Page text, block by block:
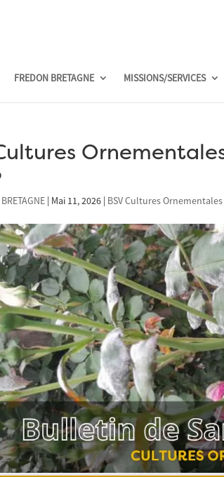
FREDON BRETAGNE MISSIONS/SERVICES
| Mai 11, 2026 | BSV Cultures Ornementales